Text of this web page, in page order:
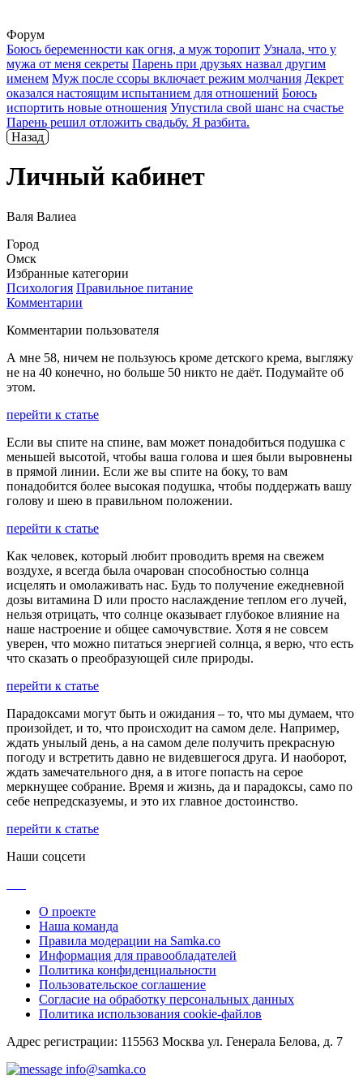
Форум
Боюсь беременности как огня, а муж торопит Узнала, что у
мужа от меня секреты Парень при друзьях назвал другим
именем Муж после ссоры включает режим молчания Декрет
оказался настоящим испытанием для отношений Боюсь
испортить новые отношения Упустила свой шанс на счастье
Парень решил отложить свадьбу. Я разбита.
Назад
Личный кабинет
Валя Валиеа
Город
Омск
Избранные категории
Психология Правильное питание
Комментарии
Комментарии пользователя
А мне 58, ничем не пользуюсь кроме детского крема, выгляжу
не на 40 конечно, но больше 50 никто не даёт. Подумайте об
этом.
перейти к статье
Если вы спите на спине, вам может понадобиться подушка с
меньшей высотой, чтобы ваша голова и шея были выровнены
в прямой линии. Если же вы спите на боку, то вам
понадобится более высокая подушка, чтобы поддержать вашу
голову и шею в правильном положении.
перейти к статье
Как человек, который любит проводить время на свежем
воздухе, я всегда была очарован способностью солнца
исцелять и омолаживать нас. Будь то получение ежедневной
дозы витамина D или просто наслаждение теплом его лучей,
нельзя отрицать, что солнце оказывает глубокое влияние на
наше настроение и общее самочувствие. Хотя я не совсем
уверен, что можно питаться энергией солнца, я верю, что есть
что сказать о преобразующей силе природы.
перейти к статье
Парадоксами могут быть и ожидания – то, что мы думаем, что
произойдет, и то, что происходит на самом деле. Например,
ждать унылый день, а на самом деле получить прекрасную
погоду и встретить давно не видевшегося друга. И наоборот,
ждать замечательного дня, а в итоге попасть на серое
меркнущее собрание. Время и жизнь, да и парадоксы, само по
себе непредсказуемы, и это их главное достоинство.
перейти к статье
Наши соцсети
О проекте
Наша команда
Правила модерации на Samka.co
Информация для правообладателей
Политика конфиденциальности
Пользовательское соглашение
Согласие на обработку персональных данных
Политика использования cookie-файлов
Адрес регистрации: 115563 Москва ул. Генерала Белова, д. 7
info@samka.co